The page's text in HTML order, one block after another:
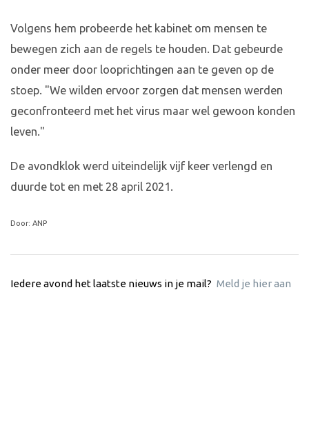
Volgens hem probeerde het kabinet om mensen te
bewegen zich aan de regels te houden. Dat gebeurde
onder meer door looprichtingen aan te geven op de
stoep. "We wilden ervoor zorgen dat mensen werden
geconfronteerd met het virus maar wel gewoon konden
leven."
De avondklok werd uiteindelijk vijf keer verlengd en
duurde tot en met 28 april 2021.
Door: ANP
Iedere avond het laatste nieuws in je mail? Meld je hier aan